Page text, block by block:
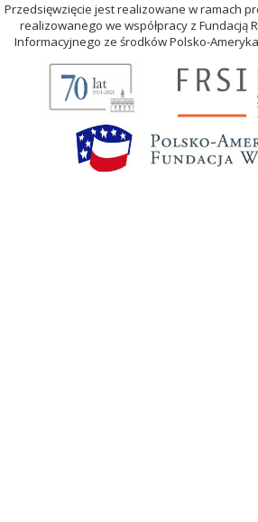
Przedsięwzięcie jest realizowane w ramach
realizowanego we współpracy z Fundacją
Informacyjnego ze środków Polsko-